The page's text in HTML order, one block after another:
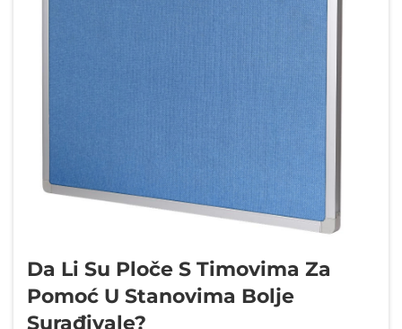
Da Li Su Ploče S Timovima Za
Pomoć U Stanovima Bolje
Surađivale?